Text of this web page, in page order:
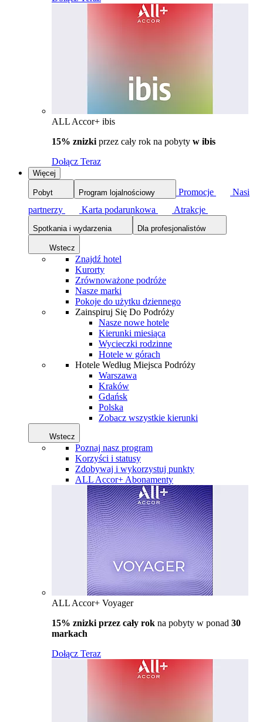
ALL Accor+ ibis
15% znizki przez cały rok na pobyty w ibis
Dołącz Teraz
Więcej
Pobyt Program lojalnościowy Promocje
Nasi
partnerzy
Karta podarunkowa Atrakcje
Spotkania i wydarzenia Dla profesjonalistów
Wstecz
Znajdź hotel
Kurorty
Zrównoważone podróże
Nasze marki
Pokoje do użytku dziennego
Zainspiruj Się Do Podróży
Nasze nowe hotele
Kierunki miesiąca
Wycieczki rodzinne
Hotele w górach
Hotele Według Miejsca Podróży
Warszawa
Kraków
Gdańsk
Polska
Zobacz wszystkie kierunki
Wstecz
Poznaj nasz program
Korzyści i statusy
Zdobywaj i wykorzystuj punkty
ALL Accor+ Abonamenty
ALL Accor+ Voyager
15% znizki przez cały rok na pobyty w ponad 30
markach
Dołącz Teraz